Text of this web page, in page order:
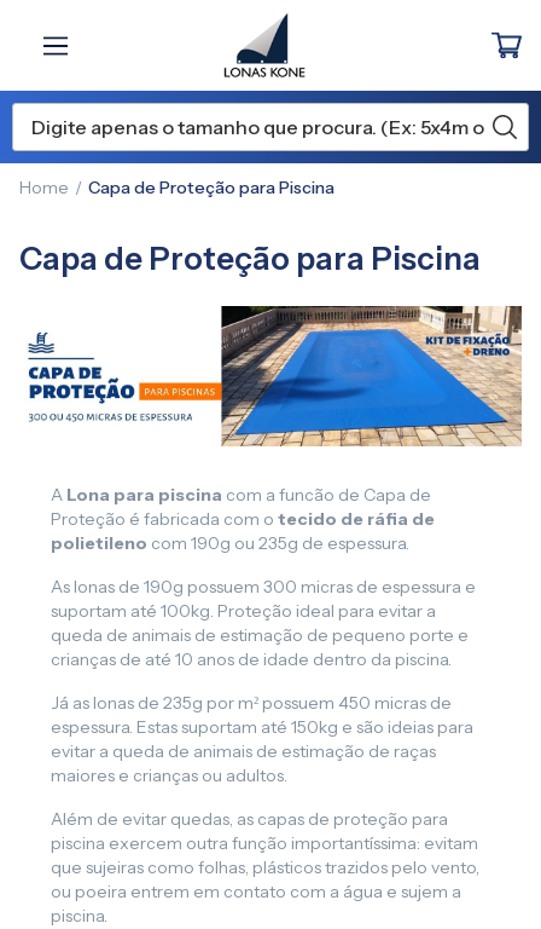
Home Capa de Proteção para Piscina
Capa de Proteção para Piscina
A Lona para piscina com a funcão de Capa de
Proteção é fabricada com o tecido de ráfia de
polietileno com 190g ou 235g de espessura.
As lonas de 190g possuem 300 micras de espessura e
suportam até 100kg. Proteção ideal para evitar a
queda de animais de estimação de pequeno porte e
crianças de até 10 anos de idade dentro da piscina.
Já as lonas de 235g por m² possuem 450 micras de
espessura. Estas suportam até 150kg e são ideias para
evitar a queda de animais de estimação de raças
maiores e crianças ou adultos.
Além de evitar quedas, as capas de proteção para
piscina exercem outra função importantíssima: evitam
que sujeiras como folhas, plásticos trazidos pelo vento,
ou poeira entrem em contato com a água e sujem a
piscina.